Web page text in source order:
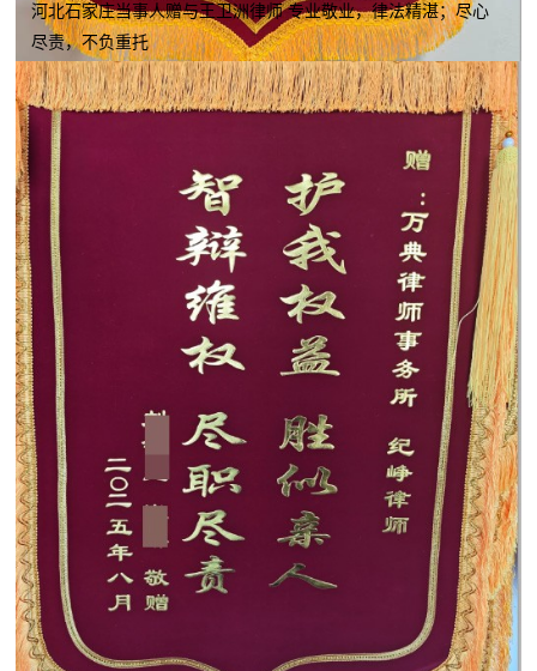
河北石家庄当事人赠与王卫洲律师 专业敬业，律法精湛；尽心
尽责，不负重托